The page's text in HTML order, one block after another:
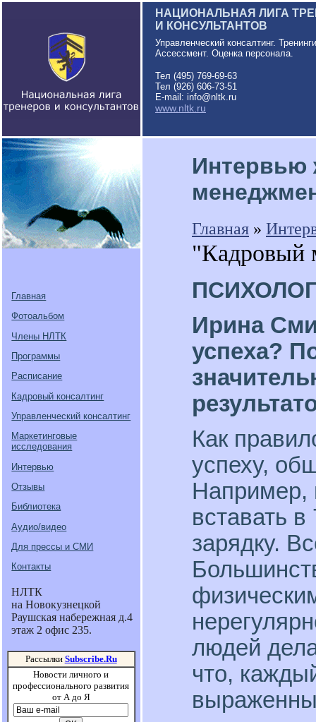
НАЦИОНАЛЬНАЯ ЛИГА
И КОНСУЛЬТАНТОВ
Управленческий консалтинг.
Ассессмент. Оценка персонала.
Тел (495) 769-69-63
Тел (926) 606-73-51
E-mail: info@nltk.ru
www.nltk.ru
Главная
Фотоальбом
Члены НЛТК
Программы
Расписание
Кадровый консалтинг
Управленческий консалтинг
Маркетинговые
исследования
Интервью
Отзывы
Библиотека
Аудио/видео
Для прессы и СМИ
Контакты
НЛТК
на Новокузнецкой
Раушская набережная д.4
этаж 2 офис 235.
Рассылки Subscribe.Ru
Новости личного и
профессионального развития
от А до Я
Интервью
Главная »
"Кадровый
Ирина
успеха?
Как
успеху,
Например,
вставать
зарядку.
людей
что,